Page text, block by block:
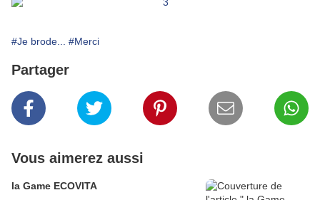
#Je brode... #Merci
Partager
Vous aimerez aussi
la Game ECOVITA